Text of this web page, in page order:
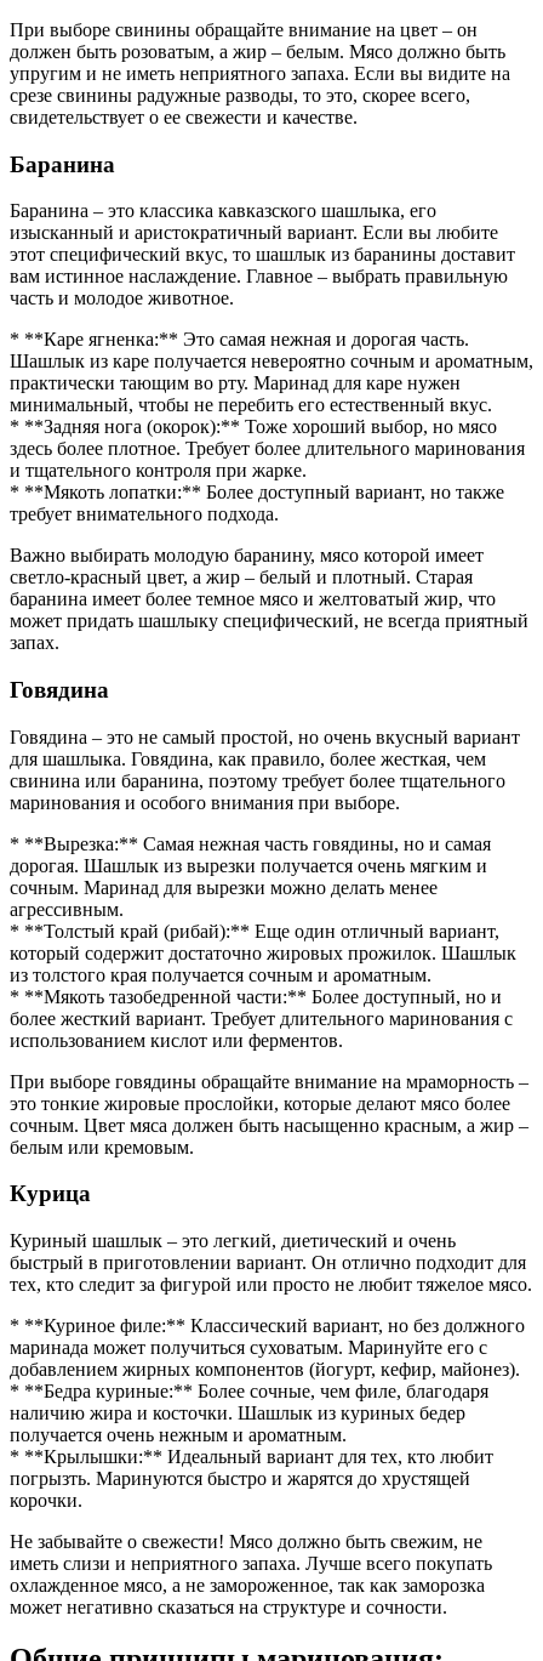
При выборе свинины обращайте внимание на цвет – он
должен быть розоватым, а жир – белым. Мясо должно быть
упругим и не иметь неприятного запаха. Если вы видите на
срезе свинины радужные разводы, то это, скорее всего,
свидетельствует о ее свежести и качестве.
Баранина
Баранина – это классика кавказского шашлыка, его
изысканный и аристократичный вариант. Если вы любите
этот специфический вкус, то шашлык из баранины доставит
вам истинное наслаждение. Главное – выбрать правильную
часть и молодое животное.
* **Каре ягненка:** Это самая нежная и дорогая часть.
Шашлык из каре получается невероятно сочным и ароматным,
практически тающим во рту. Маринад для каре нужен
минимальный, чтобы не перебить его естественный вкус.
* **Задняя нога (окорок):** Тоже хороший выбор, но мясо
здесь более плотное. Требует более длительного маринования
и тщательного контроля при жарке.
* **Мякоть лопатки:** Более доступный вариант, но также
требует внимательного подхода.
Важно выбирать молодую баранину, мясо которой имеет
светло-красный цвет, а жир – белый и плотный. Старая
баранина имеет более темное мясо и желтоватый жир, что
может придать шашлыку специфический, не всегда приятный
запах.
Говядина
Говядина – это не самый простой, но очень вкусный вариант
для шашлыка. Говядина, как правило, более жесткая, чем
свинина или баранина, поэтому требует более тщательного
маринования и особого внимания при выборе.
* **Вырезка:** Самая нежная часть говядины, но и самая
дорогая. Шашлык из вырезки получается очень мягким и
сочным. Маринад для вырезки можно делать менее
агрессивным.
* **Толстый край (рибай):** Еще один отличный вариант,
который содержит достаточно жировых прожилок. Шашлык
из толстого края получается сочным и ароматным.
* **Мякоть тазобедренной части:** Более доступный, но и
более жесткий вариант. Требует длительного маринования с
использованием кислот или ферментов.
При выборе говядины обращайте внимание на мраморность –
это тонкие жировые прослойки, которые делают мясо более
сочным. Цвет мяса должен быть насыщенно красным, а жир –
белым или кремовым.
Курица
Куриный шашлык – это легкий, диетический и очень
быстрый в приготовлении вариант. Он отлично подходит для
тех, кто следит за фигурой или просто не любит тяжелое мясо.
* **Куриное филе:** Классический вариант, но без должного
маринада может получиться суховатым. Маринуйте его с
добавлением жирных компонентов (йогурт, кефир, майонез).
* **Бедра куриные:** Более сочные, чем филе, благодаря
наличию жира и косточки. Шашлык из куриных бедер
получается очень нежным и ароматным.
* **Крылышки:** Идеальный вариант для тех, кто любит
погрызть. Маринуются быстро и жарятся до хрустящей
корочки.
Не забывайте о свежести! Мясо должно быть свежим, не
иметь слизи и неприятного запаха. Лучше всего покупать
охлажденное мясо, а не замороженное, так как заморозка
может негативно сказаться на структуре и сочности.